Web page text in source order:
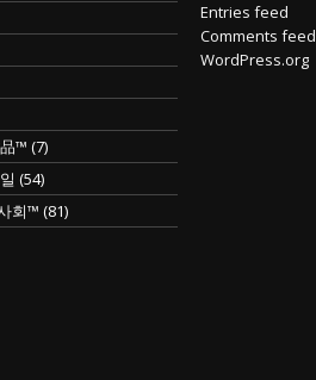
™ (7)
(54)
회™ (81)
Entries feed
Comments feed
WordPress.org